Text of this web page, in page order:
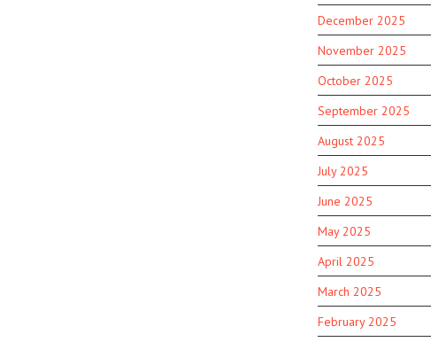
December 2025
November 2025
October 2025
September 2025
August 2025
July 2025
June 2025
May 2025
April 2025
March 2025
February 2025